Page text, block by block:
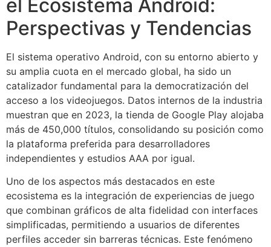
el Ecosistema Android:
Perspectivas y Tendencias
El sistema operativo Android, con su entorno abierto y
su amplia cuota en el mercado global, ha sido un
catalizador fundamental para la democratización del
acceso a los videojuegos. Datos internos de la industria
muestran que en 2023, la tienda de Google Play alojaba
más de 450,000 títulos, consolidando su posición como
la plataforma preferida para desarrolladores
independientes y estudios AAA por igual.
Uno de los aspectos más destacados en este
ecosistema es la integración de experiencias de juego
que combinan gráficos de alta fidelidad con interfaces
simplificadas, permitiendo a usuarios de diferentes
perfiles acceder sin barreras técnicas. Este fenómeno